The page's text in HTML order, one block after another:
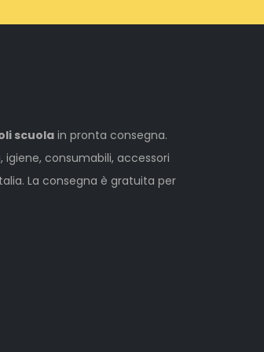
scuola in pronta consegna.
consumabili, accessori
La consegna è gratuita per